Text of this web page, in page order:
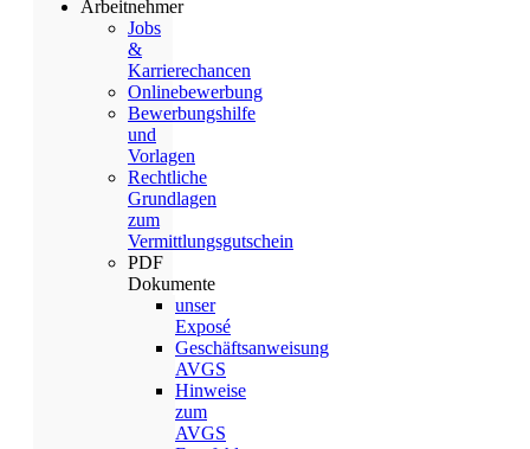
Arbeitnehmer
Jobs
&
Karrierechancen
Onlinebewerbung
Bewerbungshilfe
und
Vorlagen
Rechtliche
Grundlagen
zum
Vermittlungsgutschein
PDF
Dokumente
unser
Exposé
Geschäftsanweisung
AVGS
Hinweise
zum
AVGS